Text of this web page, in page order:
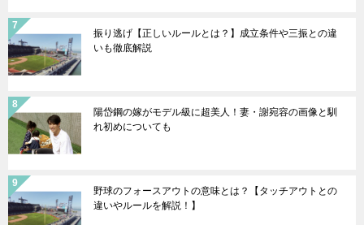
振り逃げ【正しいルールとは？】成立条件や三振との違
いも徹底解説
陽岱鋼の嫁がモデル級に超美人！妻・謝宛容の画像と馴
れ初めについても
野球のフォースアウトの意味とは？【タッチアウトとの
違いやルールを解説！】